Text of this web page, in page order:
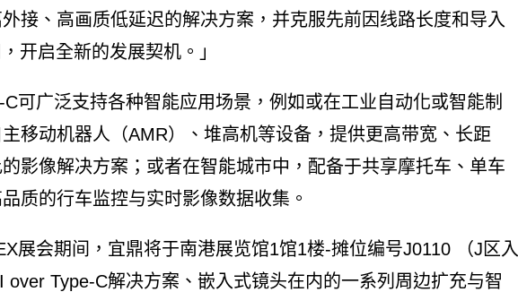
接、高画质低延迟的解决方案，并克服先前因线路长度和导入
开启全新的发展契机。」
可广泛支持各种智能应用场景，例如或在工业自动化或智能制
移动机器人（AMR）、堆高机等设备，提供更高带宽、长距
影像解决方案；或者在智能城市中，配备于共享摩托车、单车
质的行车监控与实时影像数据收集。
展会期间，宜鼎将于南港展览馆1馆1楼-摊位编号J0110 （J区入
over Type-C解决方案、嵌入式镜头在内的一系列周边扩充与智